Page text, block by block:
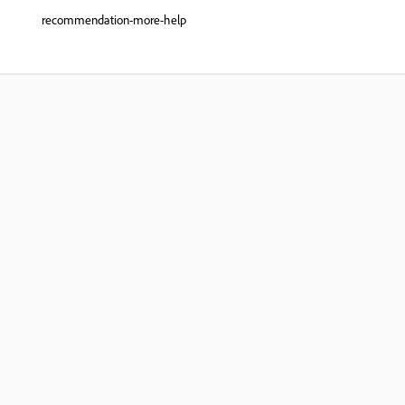
recommendation-more-help